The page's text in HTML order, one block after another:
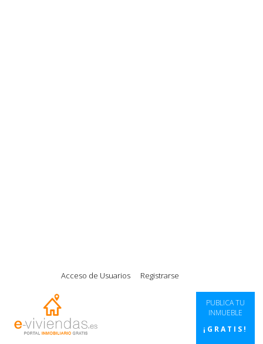
Acceso de Usuarios Registrarse
PUBLICA TU
INMUEBLE
¡GRATIS!